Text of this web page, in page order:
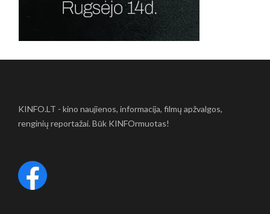
KINFO.LT - kino naujienos, informacija, filmų apžvalgos,
renginių reportažai. Būk KINFOrmuotas!